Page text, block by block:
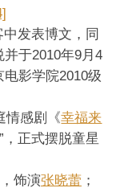
发表博文，同
于2010年9月4
影学院2010级
情感剧《幸福来
”，正式摆脱童星
饰演张晓蕾；